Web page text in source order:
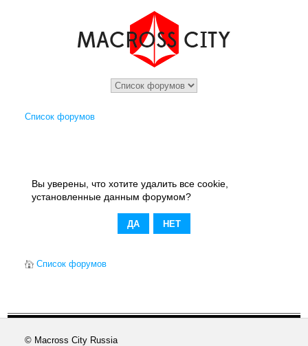
Список форумов
Вы уверены, что хотите удалить все cookie,
установленные данным форумом?
Список форумов
© Macross City Russia